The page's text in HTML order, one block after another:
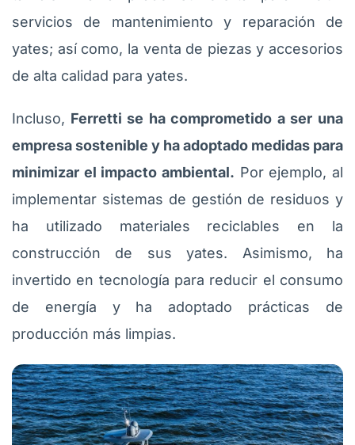
servicios de mantenimiento y reparación de
yates; así como, la venta de piezas y accesorios
de alta calidad para yates.
Incluso, Ferretti se ha comprometido a ser una
empresa sostenible y ha adoptado medidas para
minimizar el impacto ambiental. Por ejemplo, al
implementar sistemas de gestión de residuos y
ha utilizado materiales reciclables en la
construcción de sus yates. Asimismo, ha
invertido en tecnología para reducir el consumo
de energía y ha adoptado prácticas de
producción más limpias.